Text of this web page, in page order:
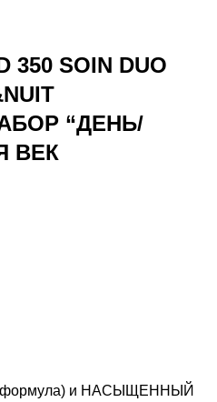
350 SOIN DUO
“ДЕНЬ/
ВЕК
формула) и НАСЫЩЕННЫЙ